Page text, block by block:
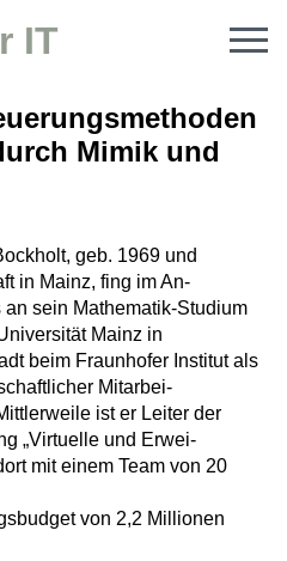
IT
Mimik und
geb. 1969 und
in Mainz, fing im An-
an sein Mathematik-Studium
Mainz in
beim Fraunhofer Institut als
Mitarbei-
ist er Leiter der
„Virtuelle und Erwei-
mit einem Team von 20
von 2,2 Millionen